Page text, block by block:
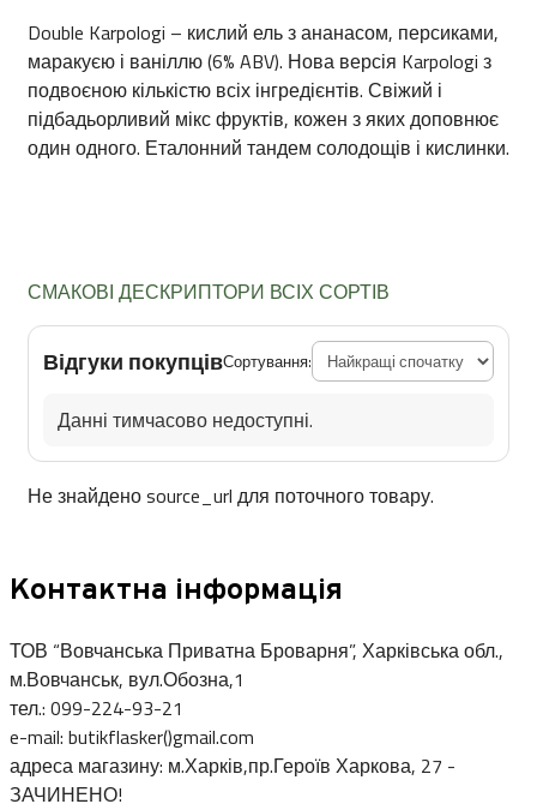
Double Karpologi – кислий ель з ананасом, персиками,
маракуєю і ваніллю (6% ABV). Нова версія Karpologi з
подвоєною кількістю всіх інгредієнтів. Свіжий і
підбадьорливий мікс фруктів, кожен з яких доповнює
один одного. Еталонний тандем солодощів і кислинки.
СМАКОВІ ДЕСКРИПТОРИ ВСІХ СОРТІВ
Відгуки покупцівСортування:
Данні тимчасово недоступні.
Не знайдено source_url для поточного товару.
Контактна інформація
ТОВ “Вовчанська Приватна Броварня”, Харківська обл.,
м.Вовчанськ, вул.Обозна,1
тел.: 099-224-93-21
e-mail: butikflasker()gmail.com
адреса магазину: м.Харків,пр.Героїв Харкова, 27 -
ЗАЧИНЕНО!